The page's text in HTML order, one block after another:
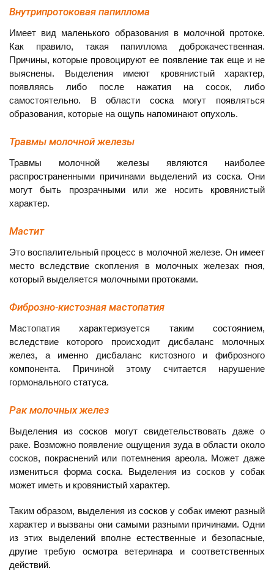
Внутрипротоковая папиллома
Имеет вид маленького образования в молочной протоке.
Как правило, такая папиллома доброкачественная.
Причины, которые провоцируют ее появление так еще и не
выяснены. Выделения имеют кровянистый характер,
появляясь либо после нажатия на сосок, либо
самостоятельно. В области соска могут появляться
образования, которые на ощупь напоминают опухоль.
Травмы молочной железы
Травмы молочной железы являются наиболее
распространенными причинами выделений из соска. Они
могут быть прозрачными или же носить кровянистый
характер.
Мастит
Это воспалительный процесс в молочной железе. Он имеет
место вследствие скопления в молочных железах гноя,
который выделяется молочными протоками.
Фиброзно-кистозная мастопатия
Мастопатия характеризуется таким состоянием,
вследствие которого происходит дисбаланс молочных
желез, а именно дисбаланс кистозного и фиброзного
компонента. Причиной этому считается нарушение
гормонального статуса.
Рак молочных желез
Выделения из сосков могут свидетельствовать даже о
раке. Возможно появление ощущения зуда в области около
сосков, покраснений или потемнения ареола. Может даже
измениться форма соска. Выделения из сосков у собак
может иметь и кровянистый характер.
Таким образом, выделения из сосков у собак имеют разный
характер и вызваны они самыми разными причинами. Одни
из этих выделений вполне естественные и безопасные,
другие требую осмотра ветеринара и соответственных
действий.